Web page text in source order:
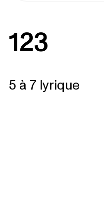
123
5 à 7 lyrique